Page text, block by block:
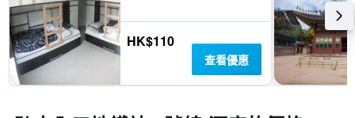
HK$110
查看優惠